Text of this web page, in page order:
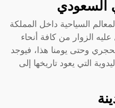
السعودي
السياحية داخل المملكة
الزوار من كافة أنحاء
وحتى يومنا هذا، فيوجد
التي يعود تاريخها إلى